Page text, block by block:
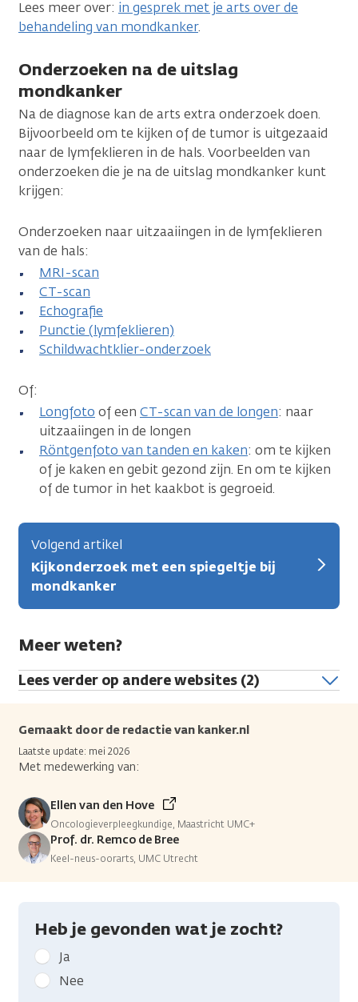
Lees meer over: in gesprek met je arts over de
behandeling van mondkanker.
Onderzoeken na de uitslag
mondkanker
Na de diagnose kan de arts extra onderzoek doen.
Bijvoorbeeld om te kijken of de tumor is uitgezaaid
naar de lymfeklieren in de hals. Voorbeelden van
onderzoeken die je na de uitslag mondkanker kunt
krijgen:
Onderzoeken naar uitzaaiingen in de lymfeklieren
van de hals:
MRI-scan
CT-scan
Echografie
Punctie (lymfeklieren)
Schildwachtklier-onderzoek
Of:
Longfoto of een CT-scan van de longen: naar
uitzaaiingen in de longen
Röntgenfoto van tanden en kaken: om te kijken
of je kaken en gebit gezond zijn. En om te kijken
of de tumor in het kaakbot is gegroeid.
Volgend artikel
Kijkonderzoek met een spiegeltje bij
mondkanker
Meer weten?
Lees verder op andere websites (2)
Gemaakt door de redactie van kanker.nl
Laatste update: mei 2026
Met medewerking van:
Ellen van den Hove
Oncologieverpleegkundige, Maastricht UMC+
Prof. dr. Remco de Bree
Keel-neus-oorarts, UMC Utrecht
Heb je gevonden wat je zocht?
Geef
kanker.nl
feedback:
Ja
Nee